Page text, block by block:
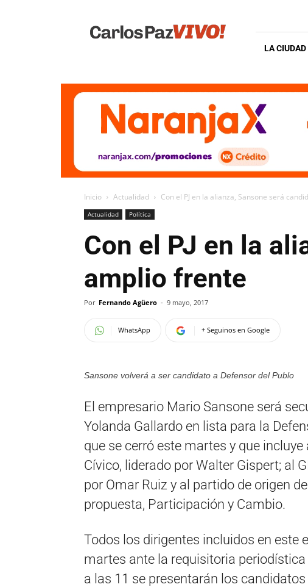
Vivo
LA CIUDAD
Inicio Actualidad Con el PJ en la alianza, Sansone será
Actualidad Política
Con el PJ en la
amplio frente
Por Fernando Agüero - 9 mayo, 2017
WhatsApp + Seguinos en Google
Sansone volverá a ser candidato a Defensor del Publo
El empresario Mario Sansone será
Yolanda Gallardo en lista para la
que se cerró este martes y que
Cívico, liderado por Walter Gispert; al
por Omar Ruiz y al partido de origen
propuesta, Participación y Cambio.
Todos los dirigentes incluidos en este
martes ante la requisitoria
a las 11 se presentarán los